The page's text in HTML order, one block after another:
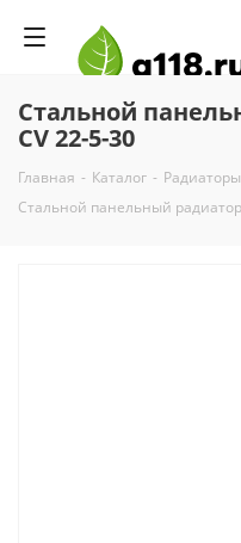
Стальной
CV 22-5-30
Главная - Каталог - Радиаторы
Стальной панельный радиатор